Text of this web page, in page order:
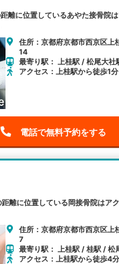
距離に位置しているあやた接骨院
住所：京都府京都市西京区上
14
最寄り駅： 上桂駅 / 松尾大社
アクセス：上桂駅から徒歩1分
電話で無料予約をする
距離に位置している岡接骨院はア
住所：京都府京都市西京区上
7
最寄り駅： 上桂駅 / 桂駅 / 松
アクセス：上桂駅から徒歩4分